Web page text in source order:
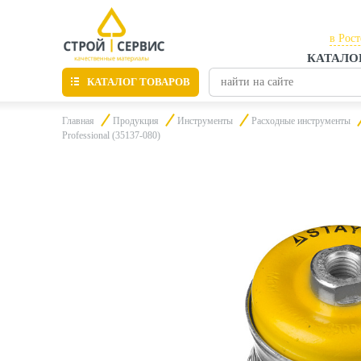
в
в
КАТАЛОГ ТОВАРОВ
Материалы для отделки
Главная Продукция Инструменты Расходные инструменты
Professional (35137-080)